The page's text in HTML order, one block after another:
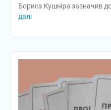
Бориса Кушніра зазначив
далі